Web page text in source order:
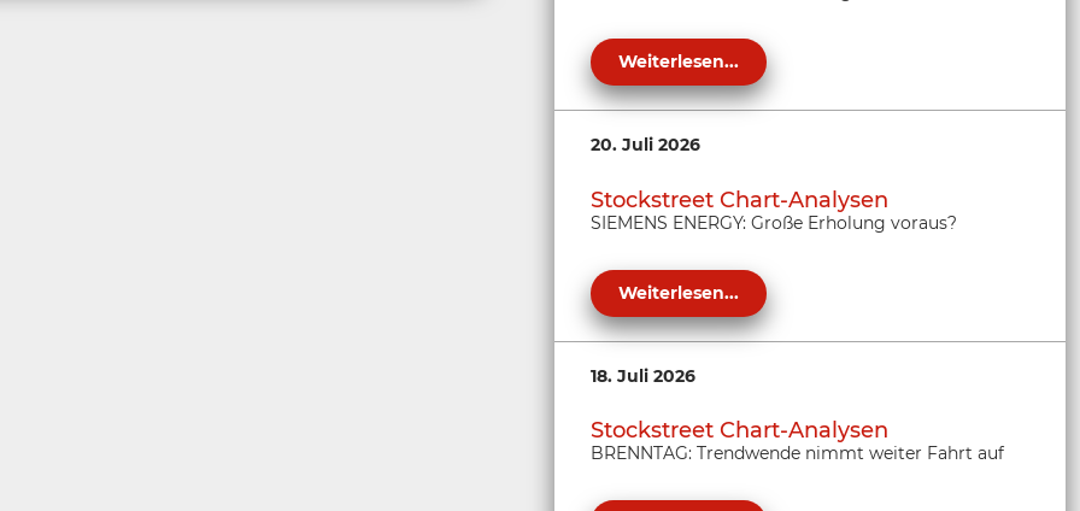
Weiterlesen...
20. Juli 2026
Stockstreet Chart-Analysen
SIEMENS ENERGY: Große Erholung voraus?
Weiterlesen...
18. Juli 2026
Stockstreet Chart-Analysen
BRENNTAG: Trendwende nimmt weiter Fahrt auf